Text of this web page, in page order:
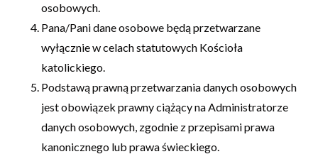
osobowych.
Pana/Pani dane osobowe będą przetwarzane
wyłącznie w celach statutowych Kościoła
katolickiego.
Podstawą prawną przetwarzania danych osobowych
jest obowiązek prawny ciążący na Administratorze
danych osobowych, zgodnie z przepisami prawa
kanonicznego lub prawa świeckiego.